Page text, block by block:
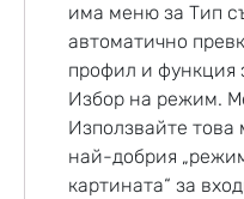
има меню за Тип
автоматично
профил и функция
Избор на режим.
Използвайте това
най-добрия
картината“ за